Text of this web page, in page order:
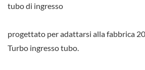
tubo di ingresso
progettato per adattarsi alla fabbrica
Turbo ingresso tubo.